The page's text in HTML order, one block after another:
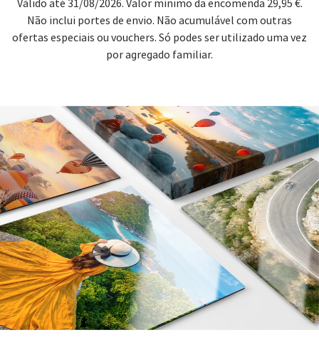
Válido até 31/08/2026. Valor mínimo da encomenda 29,95 €.
Não inclui portes de envio. Não acumulável com outras
ofertas especiais ou vouchers. Só podes ser utilizado uma vez
por agregado familiar.